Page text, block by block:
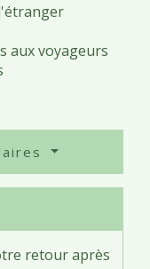
aux voyageurs
retour après